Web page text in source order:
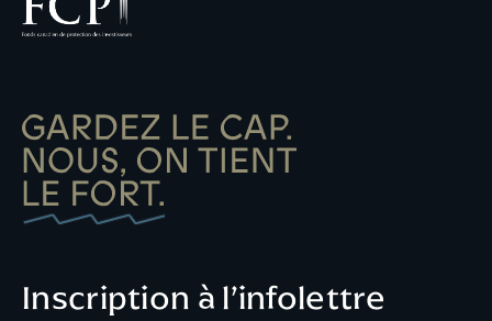
Inscription à l’infolettre